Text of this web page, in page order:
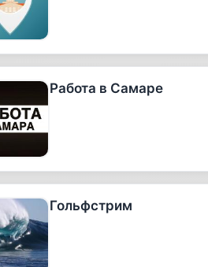
Работа в Самаре
Гольфстрим